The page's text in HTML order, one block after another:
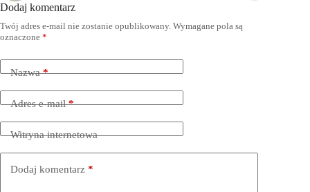
Dodaj komentarz
Twój adres e-mail nie zostanie opublikowany. Wymagane pola są
oznaczone *
Nazwa*
Adres e-mail*
Witryna internetowa
Dodaj komentarz *